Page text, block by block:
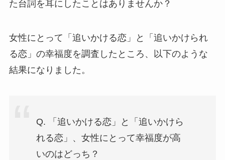
た台詞を耳にしたことはありませんか？
女性にとって「追いかける恋」と「追いかけられ
る恋」の幸福度を調査したところ、以下のような
結果になりました。
Q. 「追いかける恋」と「追いかけら
れる恋」、女性にとって幸福度が高
いのはどっち？